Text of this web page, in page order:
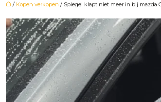
/ Kopen verkopen / Spiegel klapt niet meer in bij mazda